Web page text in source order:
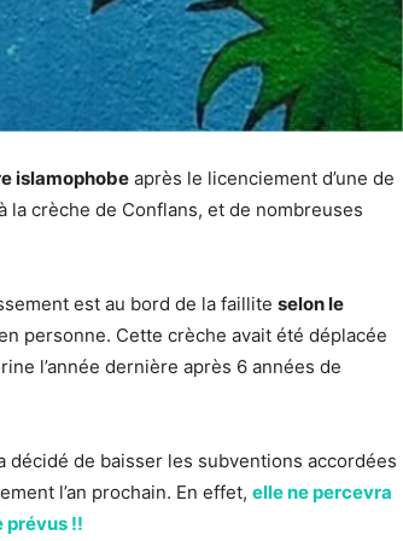
islamophobe après le licenciement d’une de
la crèche de Conflans, et de nombreuses
est au bord de la faillite selon le
personne. Cette crèche avait été déplacée
l’année dernière après 6 années de
décidé de baisser les subventions accordées
l’an prochain. En effet, elle ne percevra
prévus !!